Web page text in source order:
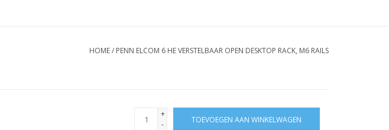
HOME/ PENN ELCOM 6 HE VERSTELBAAR OPEN DESKTOP RACK, M6 RAILS
+
-
TOEVOEGEN AAN WINKELWAGEN